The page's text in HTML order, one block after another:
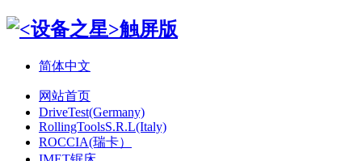
简体中文
网站首页
DriveTest(Germany)
RollingToolsS.R.L(Italy)
ROCCIA(瑞卡）